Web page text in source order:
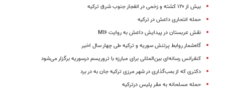
بیش از ۱۲۰ کشته و زخمی در انفجار جنوب شرق ترکیه
حمله انتحاری داعش در ترکیه
نقش عربستان در پیدایش داعش به روایت MI۶
گاه‌شمار روابط پرتنش سوریه و ترکیه طی چهار سال اخیر
کنفرانس رسانه‌ای بین‌المللی برای مبارزه با تروریسم درسوریه برگزار می‌شود
دکتری که از بمب‌گذاری در شهر مرزی ترکیه جان به در برد
حمله مسلحانه به مقر پلیس درترکیه